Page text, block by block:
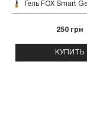
250 грн
КУПИТЬ